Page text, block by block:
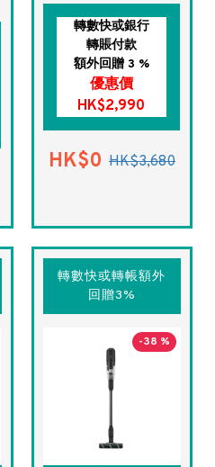
轉數快或銀行
轉賬付款
額外回贈 3 %
優惠價
HK$2,990
HK$0 HK$3,680
轉數快或轉帳額外
回贈3%
-38 %